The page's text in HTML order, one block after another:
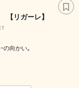
リガーレ】
の向かい｡